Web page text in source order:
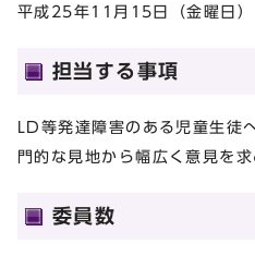
平成25年11月15日（金曜日）
担当する事項
LD等発達障害のある児童生徒
門的な見地から幅広く意見を
委員数